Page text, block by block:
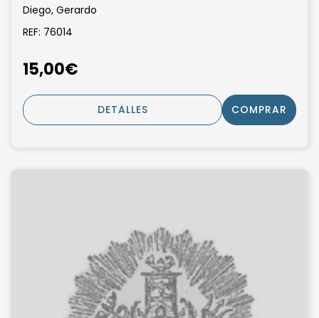
Diego, Gerardo
REF: 76014
15,00€
DETALLES COMPRAR